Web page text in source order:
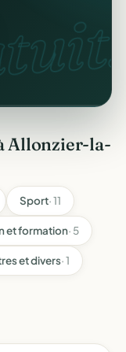
Allonzier-la-
Sport· 11
et formation· 5
et divers· 1